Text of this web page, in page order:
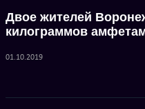
Двое жителей
килограммов
01.10.2019